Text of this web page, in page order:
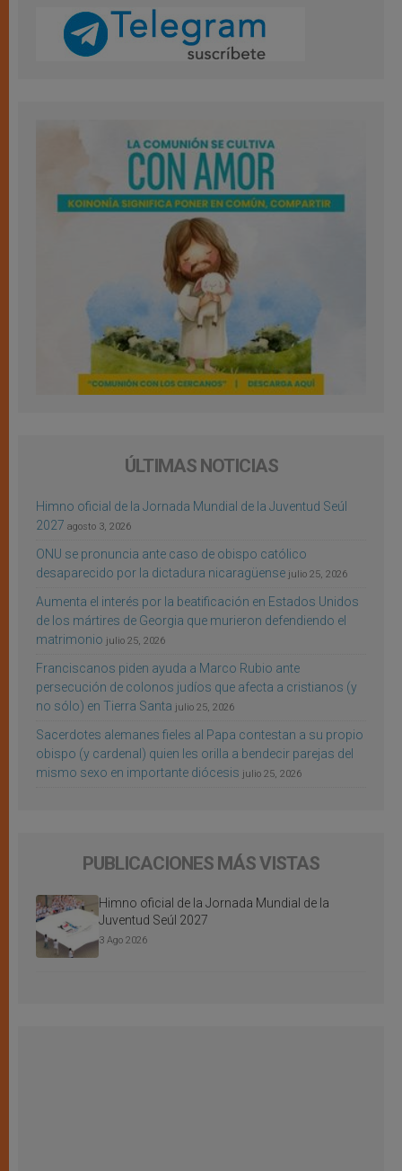
ÚLTIMAS NOTICIAS
Himno oficial de la Jornada Mundial de la Juventud Seúl
2027 agosto 3, 2026
ONU se pronuncia ante caso de obispo católico
desaparecido por la dictadura nicaragüense julio 25, 2026
Aumenta el interés por la beatificación en Estados Unidos
de los mártires de Georgia que murieron defendiendo el
matrimonio julio 25, 2026
Franciscanos piden ayuda a Marco Rubio ante
persecución de colonos judíos que afecta a cristianos (y
no sólo) en Tierra Santa julio 25, 2026
Sacerdotes alemanes fieles al Papa contestan a su propio
obispo (y cardenal) quien les orilla a bendecir parejas del
mismo sexo en importante diócesis julio 25, 2026
PUBLICACIONES MÁS VISTAS
Himno oficial de la Jornada Mundial de la
Juventud Seúl 2027
3 Ago 2026